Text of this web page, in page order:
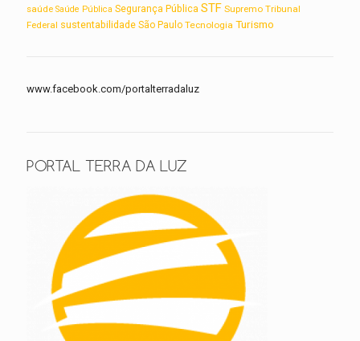
saúde Saúde Pública Segurança Pública STF Supremo Tribunal
Federal sustentabilidade São Paulo Tecnologia Turismo
www.facebook.com/portalterradaluz
PORTAL TERRA DA LUZ